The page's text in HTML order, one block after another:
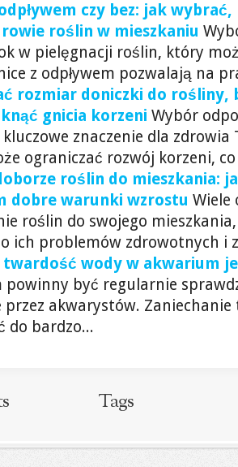
czy bez: jak
roślin w mieszkaniu
w pielęgnacji roślin, który
z odpływem pozwalają na
rozmiar doniczki do rośliny,
gnicia korzeni Wybór
znaczenie dla zdrowia
ograniczać rozwój korzeni,
roślin do mieszkania:
dobre warunki wzrostu Wiele
roślin do swojego
ich problemów zdrowotnych i
twardość wody w akwarium
być regularnie
przez akwarystów. Zaniechanie
do bardzo...
Tags